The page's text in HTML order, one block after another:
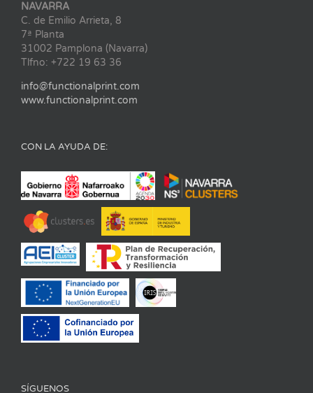
NAVARRA
C. de Emilio Arrieta, 8
7ª Planta
31002 Pamplona (Navarra)
Tlfno: +722 19 63 36
info@functionalprint.com
www.functionalprint.com
CON LA AYUDA DE:
SÍGUENOS